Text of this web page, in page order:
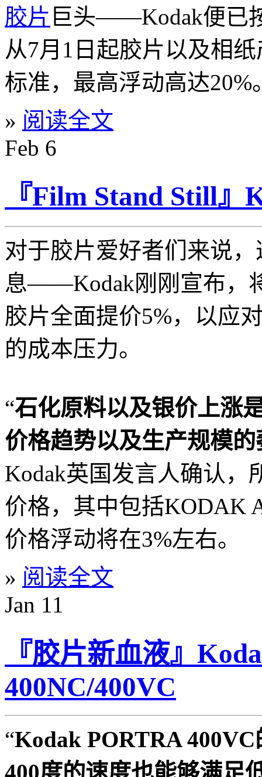
胶片 巨头——Kodak便已
从7月1日起胶片以及相
标准，最高浮动高达20%
» 阅读全文
Feb 6
『Film Stand Still
对于胶片爱好者们来说
息——Kodak刚刚宣布，
胶片全面提价5%，以应
的成本压力。
“石化原料以及银价上涨
价格趋势以及生产规模
Kodak英国发言人确认，
价格，其中包括KODAK
价格浮动将在3%左右。
» 阅读全文
Jan 11
『胶片新血液』
400NC/400VC
“Kodak PORTRA